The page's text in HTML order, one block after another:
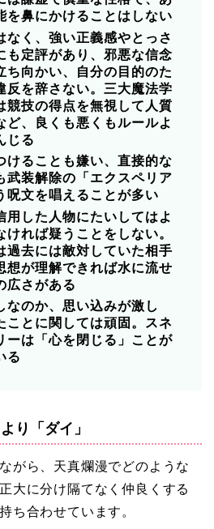
を鼻にかけることはしない
なく、強い正義感やとっさ
も定評があり、邪悪な信念
ち向かい、
自分の目的のた
反を辞さない。三大魔法学
競技の得点を無視して人質
ど、良くも悪くもルールよ
じる
けることも嫌い、直接的な
武装解除の「エクスペリア
呪文を唱えることが多い
用した人物にたいしてはよ
ければ疑うことをしない。
過去には敵対していた相手
想が理解できれば水に流せ
広さがある
なのか、思い込みが激し
ことに関しては頑固。 スネ
ーは「心を閉じる」ことが
る
り「ダイ」
がら、天真爛漫でどのような
大に分け隔てなく仲良くする
ち合わせています。